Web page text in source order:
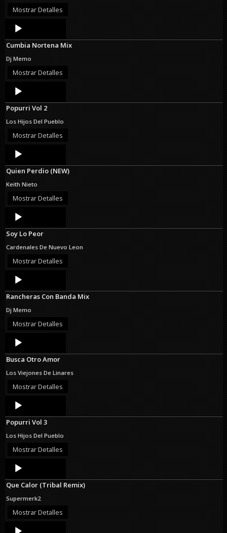
Mostrar Detalles
Audio
Player
Cumbia Nortena Mix
Dj Memo
Mostrar Detalles
Audio
Player
Popurri Vol 2
Los Hijos Del Pueblo
Mostrar Detalles
Audio
Player
Quien Perdio (NEW)
Keith Nieto
Mostrar Detalles
Audio
Player
Soy Lo Peor
Cardenales De Nuevo Leon
Mostrar Detalles
Audio
Player
Rancheras Con Banda Mix
Dj Memo
Mostrar Detalles
Audio
Player
Busca Otro Amor
Los Viejones De Linares
Mostrar Detalles
Audio
Player
Popurri Vol 3
Los Hijos Del Pueblo
Mostrar Detalles
Audio
Player
Que Calor (Tribal Remix)
Supermerk2
Mostrar Detalles
Audio